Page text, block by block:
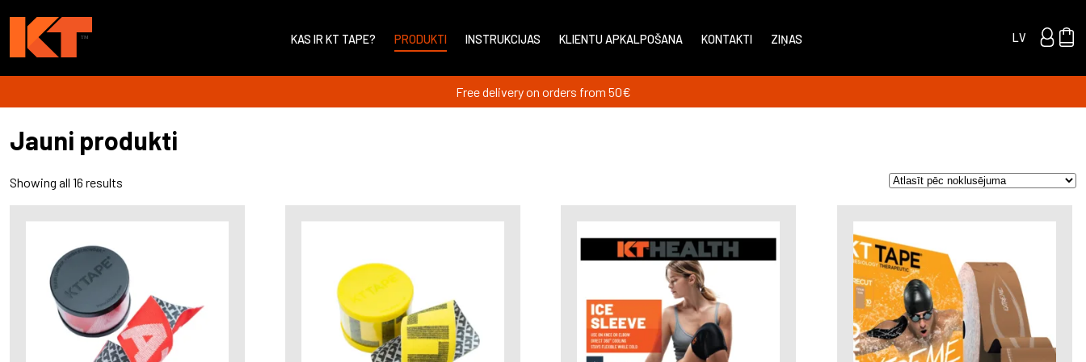
KAS IR KT TAPE? PRODUKTI INSTRUKCIJAS KLIENTU APKALPOŠANA KONTAKTI ZIŅAS LV
Free delivery on orders from 50€
Jauni produkti
Showing all 16 results